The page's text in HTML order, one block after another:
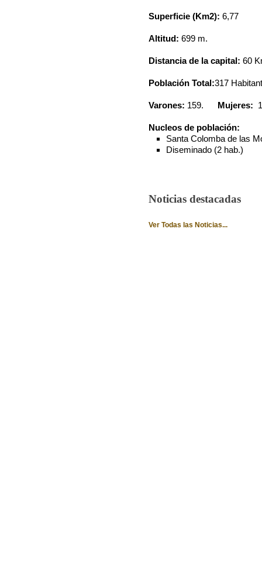
Superficie (Km2): 6,77
Altitud: 699 m.
Distancia de la capital: 60
Población Total:317
Varones: 159. Mujeres:
Nucleos de población:
Santa Colomba de las
Diseminado (2 hab.)
Noticias destacadas
Ver Todas las Noticias...